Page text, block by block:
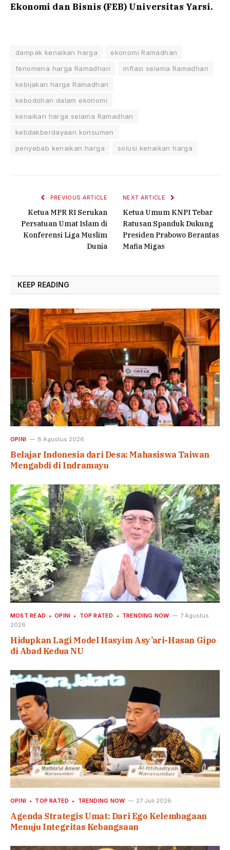
Ekonomi dan Bisnis (FEB) Universitas Yarsi.
dampak kenaikan harga
ekonomi Ramadhan
fenomena harga Ramadhan
inflasi selama Ramadhan
kebijakan harga Ramadhan
kebodohan dalam ekonomi
kenaikan harga selama Ramadhan
ketidakberdayaan konsumen
penyebab kenaikan harga
solusi kenaikan harga
PREVIOUS ARTICLE
Ketua MPR RI Serukan
Persatuan Umat Islam di
Konferensi Liga Muslim
Dunia
NEXT ARTICLE
Ketua Umum KNPI Tebar
Ratusan Spanduk Dukung
Presiden Prabowo Berantas
Mafia Migas
KEEP READING
OPINI 8 Agustus 2026
Belajar Indonesia dari Desa: Mahasiswa Taiwan
Mengabdi di Indramayu
MOST READ OPINI TOP RATED TRENDING NOW
7 Agustus
2026
Hidupkan Lagi Model Hasyim Asy’ari-Hasan Gipo
di Abad Kedua NU
OPINI TOP RATED TRENDING NOW 27 Juli 2026
Agenda Strategis Umat: Dari Ego Kelembagaan
Menuju Integritas Kebangsaan